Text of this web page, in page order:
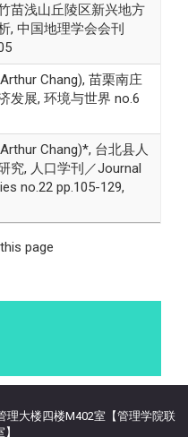
苗浅山丘陵区新兴地方
, 中国地理学会会刊
Chang), 苗栗南庄
发展, 环境与世界 no.6
Chang)*, 台北县人
究, 人口学刊／Journal
no.22 pp.105-129,
page
理大楼四楼M402室【管理学院联